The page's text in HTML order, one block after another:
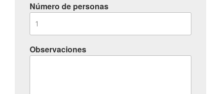
Número de personas
Observaciones